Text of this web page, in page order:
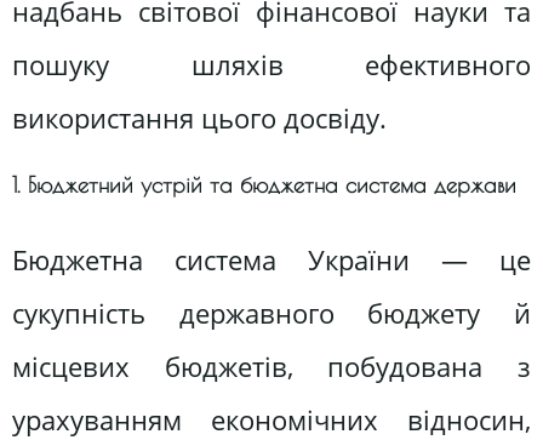
надбань світової фінансової науки та
пошуку шляхів ефективного
використання цього досвіду.
1. Бюджетний устрій та бюджетна система держави
Бюджетна система України — це
сукупність державного бюджету й
місцевих бюджетів, побудована з
урахуванням економічних відносин,